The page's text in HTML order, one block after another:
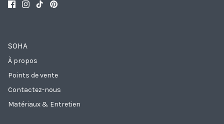
SOHA
À propos
Points de vente
Contactez-nous
Matériaux & Entretien